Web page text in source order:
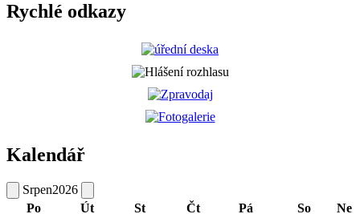
Rychlé odkazy
Kalendář
Srpen2026
Po
Út St Čt Pá So Ne